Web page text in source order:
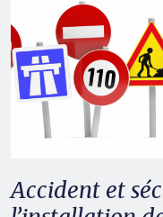
Accident et